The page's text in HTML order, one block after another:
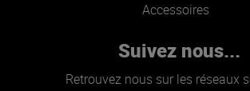
Accessoires
Suivez nous...
Retrouvez nous sur les réseaux